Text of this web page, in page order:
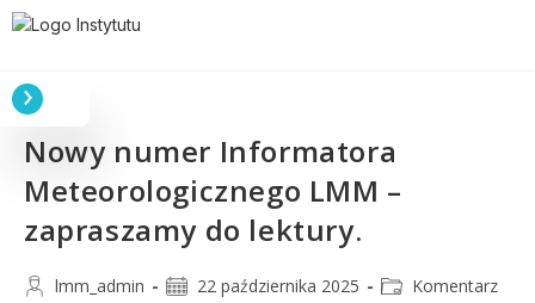
Nowy numer Informatora
Meteorologicznego LMM –
zapraszamy do lektury.
lmm_admin 22 października 2025 Komentarz